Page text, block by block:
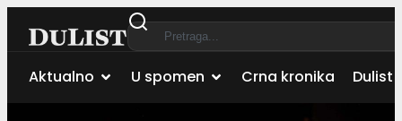
Aktualno U spomen Crna kronika Dulist